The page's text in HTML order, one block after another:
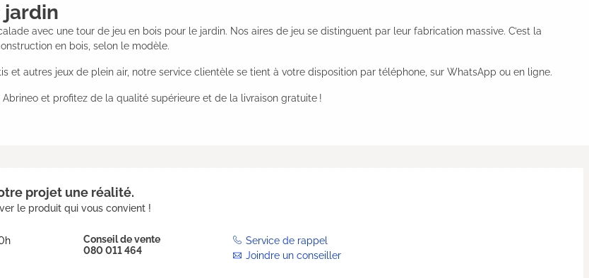
jardin
avec une tour de jeu en bois pour le jardin. Nos aires de jeu se distinguent par leur fabrication massive. C’est la
en bois, selon le modèle.
et autres jeux de plein air, notre service clientèle se tient à votre disposition par téléphone, sur WhatsApp ou en ligne.
et profitez de la qualité supérieure et de la livraison gratuite !
projet une réalité.
le produit qui vous convient !
Conseil de vente
080 011 464
Service de rappel
Joindre un conseiller